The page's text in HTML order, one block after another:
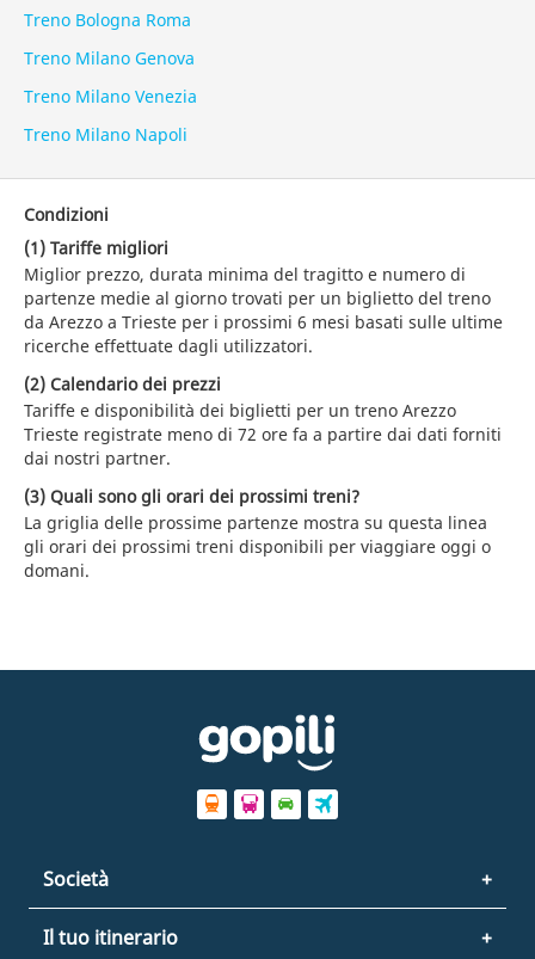
Treno Bologna Roma
Treno Milano Genova
Treno Milano Venezia
Treno Milano Napoli
Condizioni
(1) Tariffe migliori
Miglior prezzo, durata minima del tragitto e numero di
partenze medie al giorno trovati per un biglietto del treno
da Arezzo a Trieste per i prossimi 6 mesi basati sulle ultime
ricerche effettuate dagli utilizzatori.
(2) Calendario dei prezzi
Tariffe e disponibilità dei biglietti per un treno Arezzo
Trieste registrate meno di 72 ore fa a partire dai dati forniti
dai nostri partner.
(3) Quali sono gli orari dei prossimi treni?
La griglia delle prossime partenze mostra su questa linea
gli orari dei prossimi treni disponibili per viaggiare oggi o
domani.
Società
Il tuo itinerario